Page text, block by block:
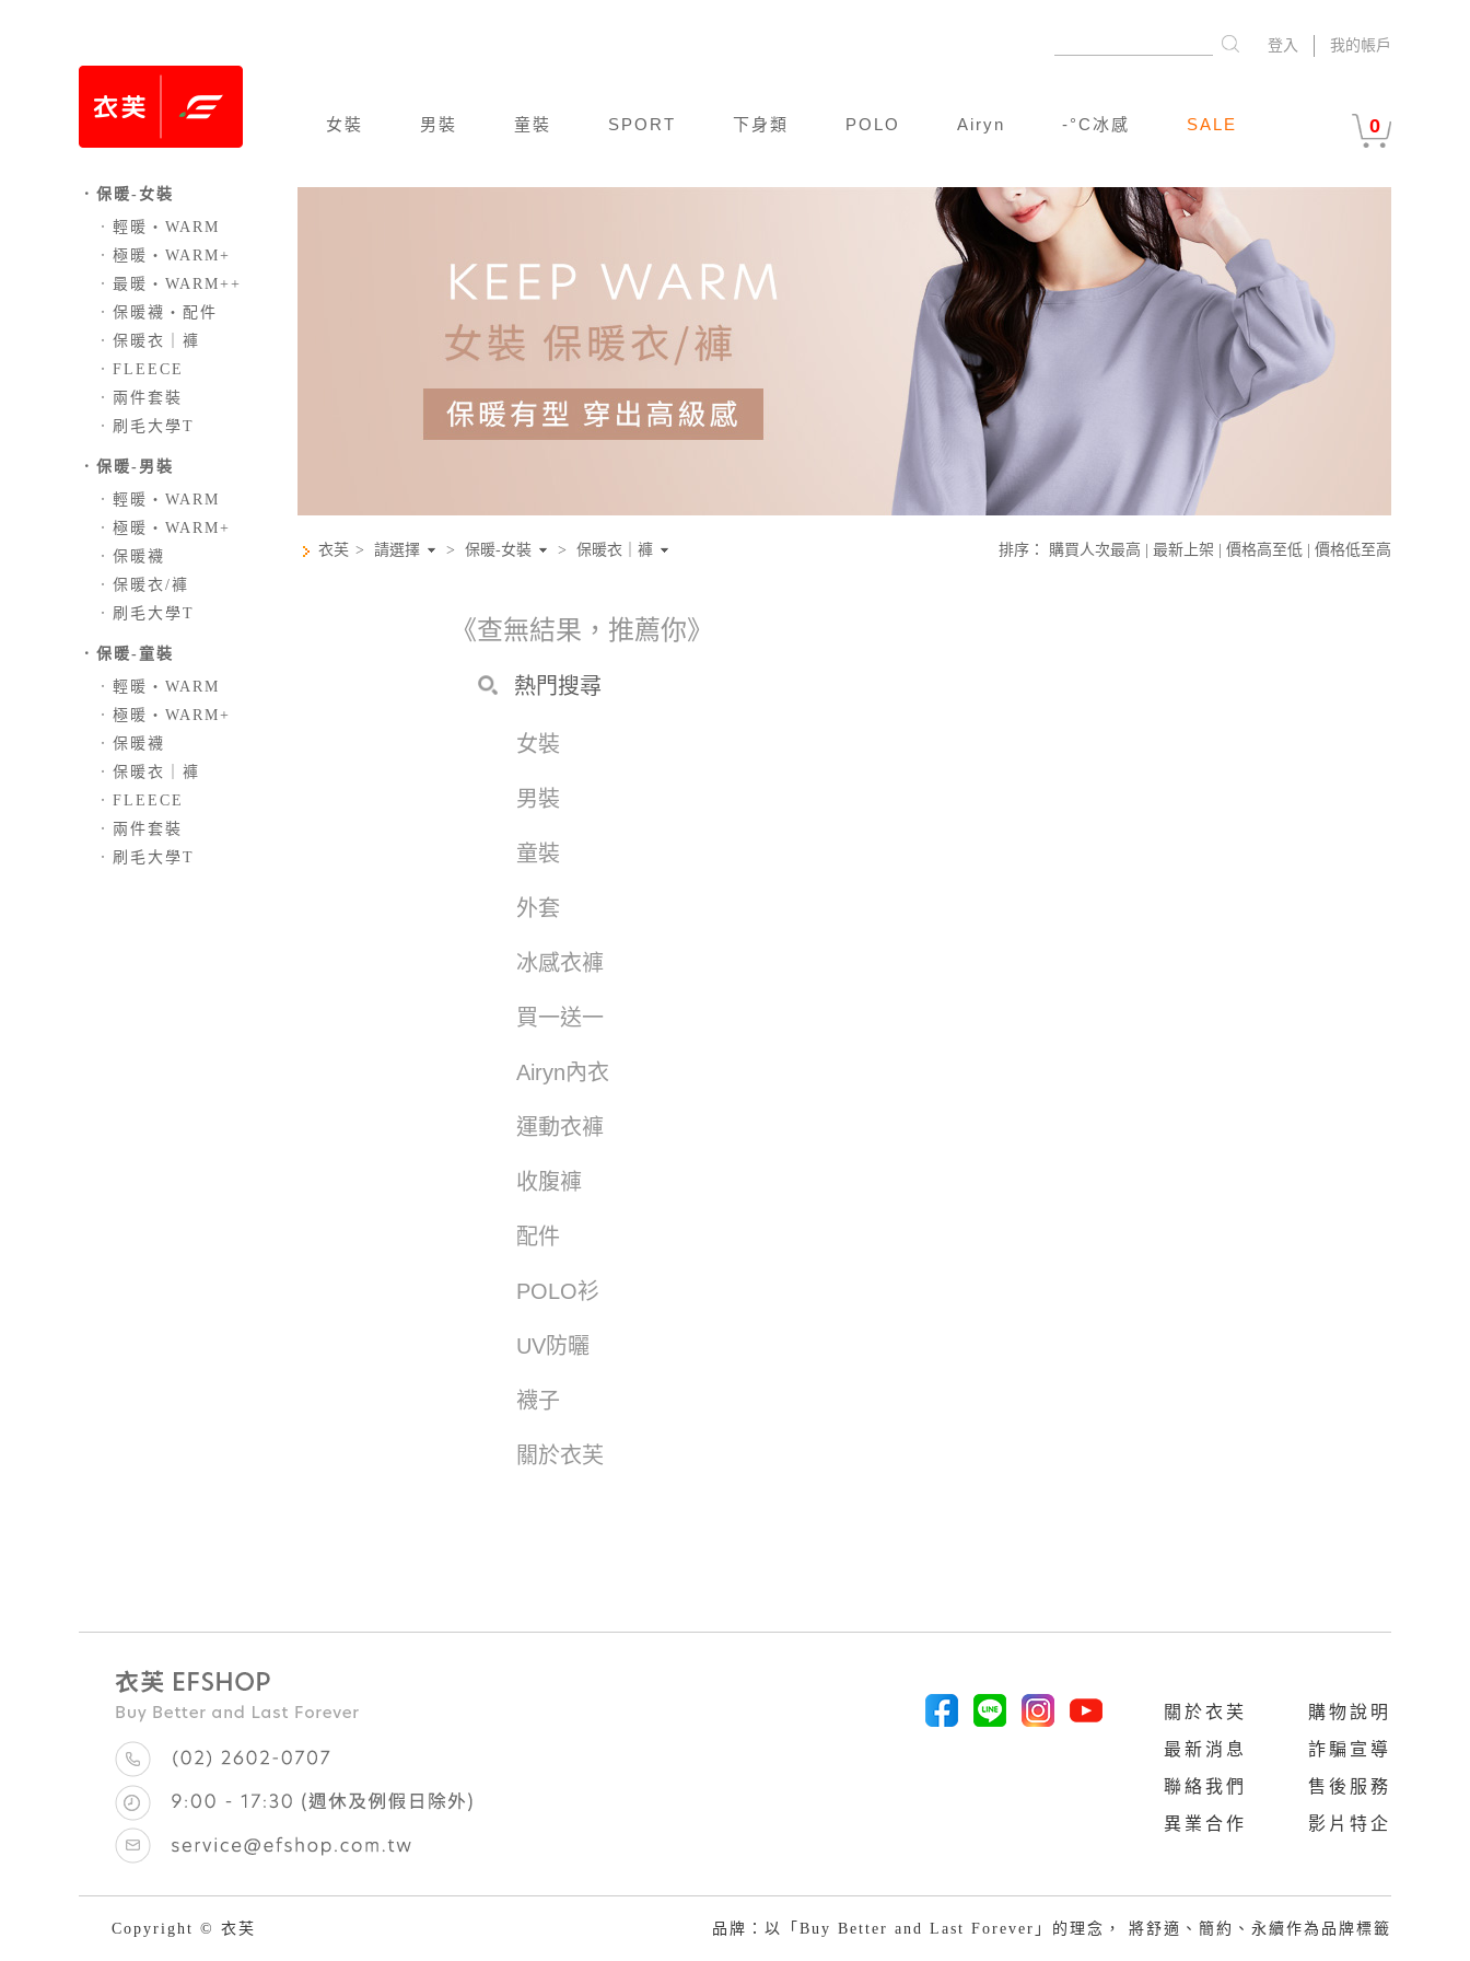
我的帳戶
登入
女裝 男裝 童裝 SPORT 下身類 POLO Airyn -°C冰感 SALE 0
．保暖-女裝
． 輕暖‧WARM
． 極暖‧WARM+
． 最暖‧WARM++
． 保暖襪‧配件
． 保暖衣｜褲
． FLEECE
． 兩件套裝
． 刷毛大學T
．保暖-男裝
． 輕暖‧WARM
． 極暖‧WARM+
． 保暖襪
． 保暖衣/褲
． 刷毛大學T
．保暖-童裝
． 輕暖‧WARM
． 極暖‧WARM+
． 保暖襪
． 保暖衣｜褲
． FLEECE
． 兩件套裝
． 刷毛大學T
衣芙 > 請選擇 > 保暖-女裝 > 保暖衣｜褲 排序： 購買人次最高 最新上架 價格高至低 價格低至高
《查無結果，推薦你》
熱門搜尋
女裝
男裝
童裝
外套
冰感衣褲
買一送一
Airyn內衣
運動衣褲
收腹褲
配件
POLO衫
UV防曬
襪子
關於衣芙
購物說明
詐騙宣導
售後服務
影片特企
關於衣芙
最新消息
聯絡我們
異業合作
Copyright © 衣芙 品牌：以「Buy Better and Last Forever」的理念， 將舒適、簡約、永續作為品牌標籤